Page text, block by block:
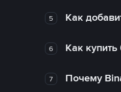
5 Как
6 Как купить
7 Почему